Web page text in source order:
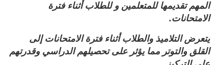
المهم تقديمها للمتعلمين و للطلاب أثناء فترة
الامتحانات.
يتعرض التلاميذ والطلاب أثناء فترة الامتحانات إلى
القلق والتوتر مما يؤثر على تحصيلهم الدراسي وقدرتهم